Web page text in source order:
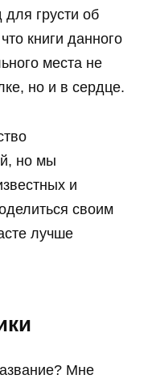
для грусти об
книги данного
места не
но и в сердце.
но мы
и
своим
лучше
Мне